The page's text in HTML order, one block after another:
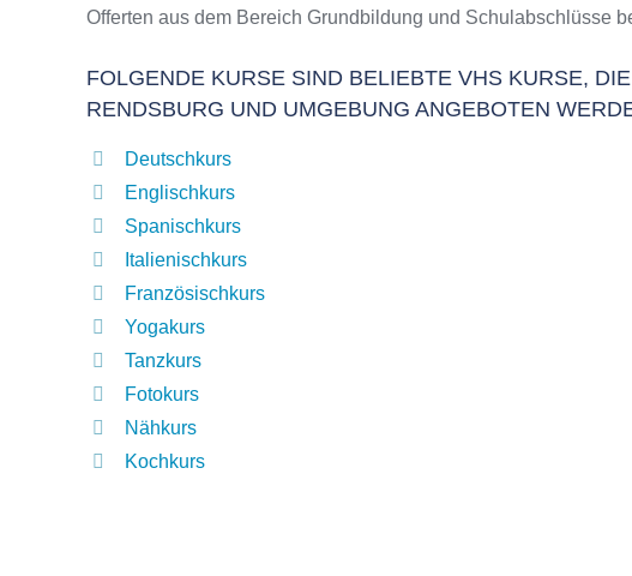
Offerten aus dem Bereich Grundbildung und Schulabschlüsse
FOLGENDE KURSE SIND BELIEBTE VHS KURSE,
RENDSBURG UND UMGEBUNG ANGEBOTEN
Deutschkurs
Englischkurs
Spanischkurs
Italienischkurs
Französischkurs
Yogakurs
Tanzkurs
Fotokurs
Nähkurs
Kochkurs